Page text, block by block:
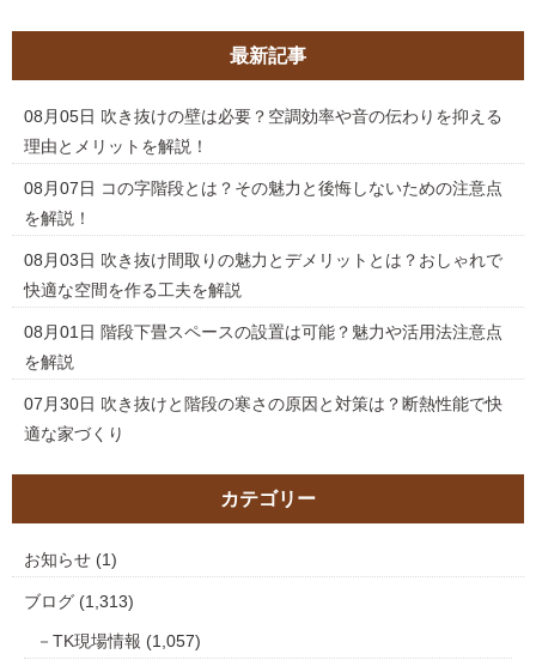
最新記事
08月05日 吹き抜けの壁は必要？空調効率や音の伝わりを抑える
理由とメリットを解説！
08月07日 コの字階段とは？その魅力と後悔しないための注意点
を解説！
08月03日 吹き抜け間取りの魅力とデメリットとは？おしゃれで
快適な空間を作る工夫を解説
08月01日 階段下畳スペースの設置は可能？魅力や活用法注意点
を解説
07月30日 吹き抜けと階段の寒さの原因と対策は？断熱性能で快
適な家づくり
カテゴリー
お知らせ (1)
ブログ (1,313)
TK現場情報 (1,057)